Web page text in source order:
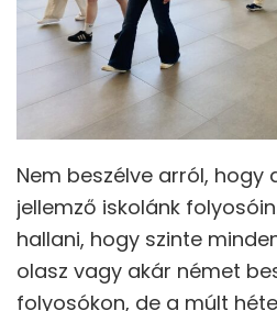
Nem beszélve arról, hogy
jellemző iskolánk
hallani, hogy szinte
olasz vagy akár német
folyosókon, de a múlt